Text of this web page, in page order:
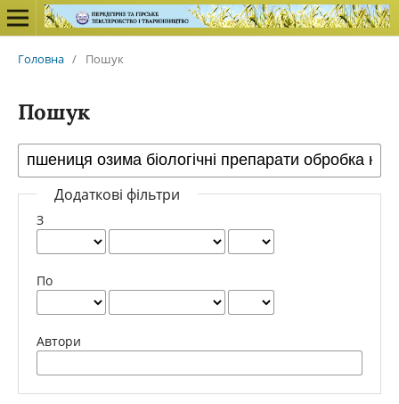
Головна / Пошук
Пошук
Додаткові фільтри
З
По
Автори